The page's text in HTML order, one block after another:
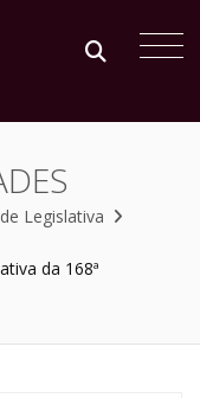
Legislativa
da 168ª